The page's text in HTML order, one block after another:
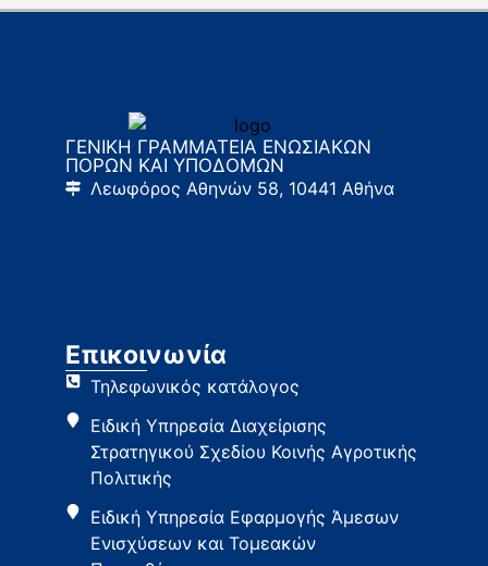
ΓΕΝΙΚΗ ΓΡΑΜΜΑΤΕΙΑ ΕΝΩΣΙΑΚΩΝ
ΠΟΡΩΝ ΚΑΙ ΥΠΟΔΟΜΩΝ
Λεωφόρος Αθηνών 58, 10441 Αθήνα
Επικοινωνία
Τηλεφωνικός κατάλογος
Ειδική Υπηρεσία Διαχείρισης
Στρατηγικού Σχεδίου Κοινής Αγροτικής
Πολιτικής
Ειδική Υπηρεσία Εφαρμογής Άμεσων
Ενισχύσεων και Τομεακών